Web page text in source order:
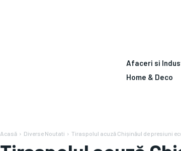
Afaceri si
Home & Deco
Acasă Diverse Noutati Tiraspolul acuză Chișinăul de presiuni